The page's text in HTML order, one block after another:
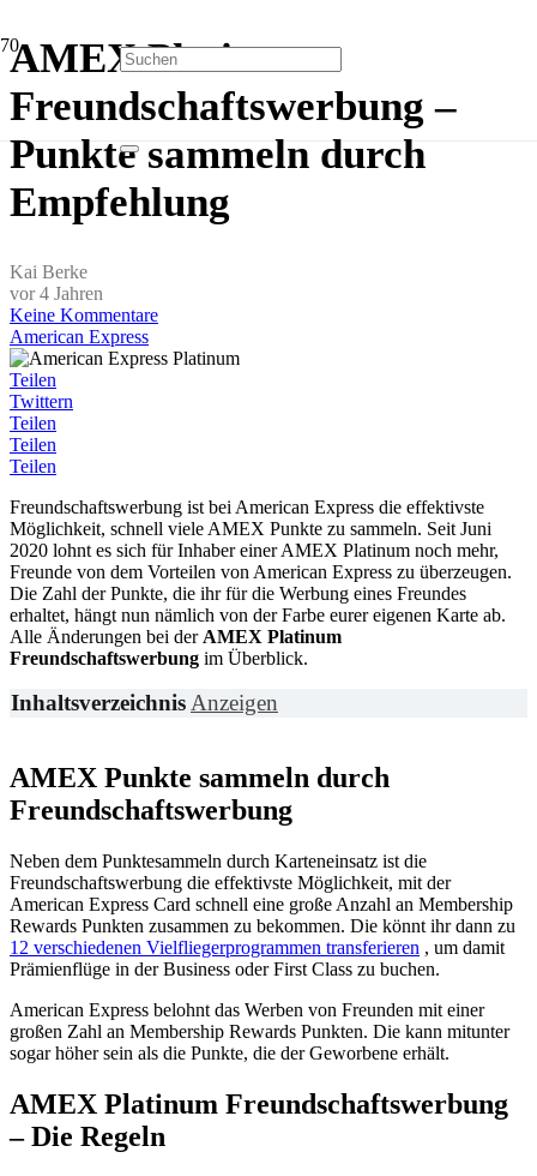
AMEX Platinum
Freundschaftswerbung –
Punkte sammeln durch
Empfehlung
Kai Berke
vor 4 Jahren
Keine Kommentare
American Express
Teilen
Twittern
Teilen
Teilen
Teilen
Freundschaftswerbung ist bei American Express die effektivste
Möglichkeit, schnell viele AMEX Punkte zu sammeln. Seit Juni
2020 lohnt es sich für Inhaber einer AMEX Platinum noch mehr,
Freunde von dem Vorteilen von American Express zu überzeugen.
Die Zahl der Punkte, die ihr für die Werbung eines Freundes
erhaltet, hängt nun nämlich von der Farbe eurer eigenen Karte ab.
Alle Änderungen bei derAMEX Platinum
Freundschaftswerbung im Überblick.
InhaltsverzeichnisAnzeigen
AMEX Punkte sammeln durch
Freundschaftswerbung
Neben dem Punktesammeln durch Karteneinsatz ist die
Freundschaftswerbung die effektivste Möglichkeit, mit der
American Express Card schnell eine große Anzahl an Membership
Rewards Punkten zusammen zu bekommen. Die könnt ihr dann zu
12 verschiedenen Vielfliegerprogrammen transferieren , um damit
Prämienflüge in der Business oder First Class zu buchen.
American Express belohnt das Werben von Freunden mit einer
großen Zahl an Membership Rewards Punkten. Die kann mitunter
sogar höher sein als die Punkte, die der Geworbene erhält.
AMEX Platinum Freundschaftswerbung
– Die Regeln